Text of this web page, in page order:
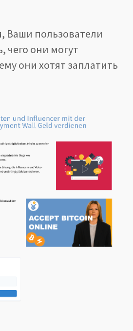
Ваши пользователи
чего они могут
они хотят заплатить